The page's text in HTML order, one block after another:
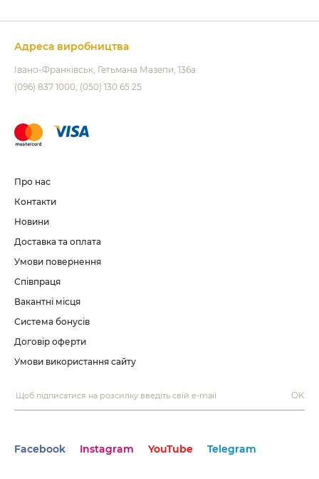
Адреса виробництва
Івано-Франківськ Гетьмана Мазепи, 136а
(096) 837 1000 (050) 130 65 25
Про нас
Контакти
Новини
Доставка та оплата
Умови повернення
Співпраця
Вакантні місця
Система бонусів
Договір оферти
Умови використання сайту
OK
Facebook Instagram YouTube Telegram